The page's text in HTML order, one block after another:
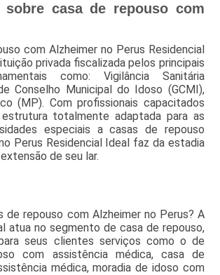
sobre casa de repouso com
com Alzheimer no Perus Residencial
privada fiscalizada pelos principais
como: Vigilância Sanitária
Conselho Municipal do Idoso (GCMI),
(MP). Com profissionais capacitados
totalmente adaptada para as
especiais a casas de repouso
Perus Residencial Ideal faz da estadia
de seu lar.
de repouso com Alzheimer no Perus? A
atua no segmento de casa de repouso,
seus clientes serviços como o de
com assistência médica, casa de
médica, moradia de idoso com